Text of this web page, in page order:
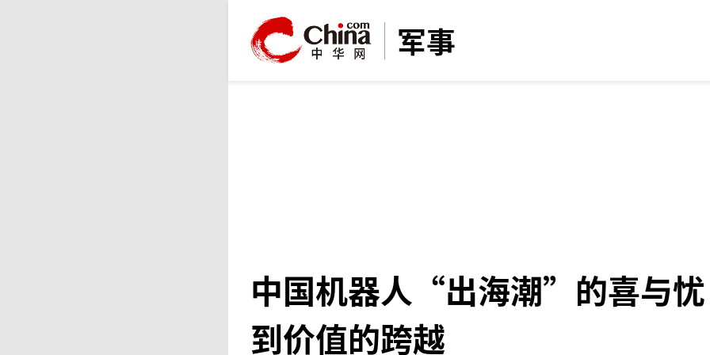
军事
中国机器人“出海潮”的喜与忧
到价值的跨越